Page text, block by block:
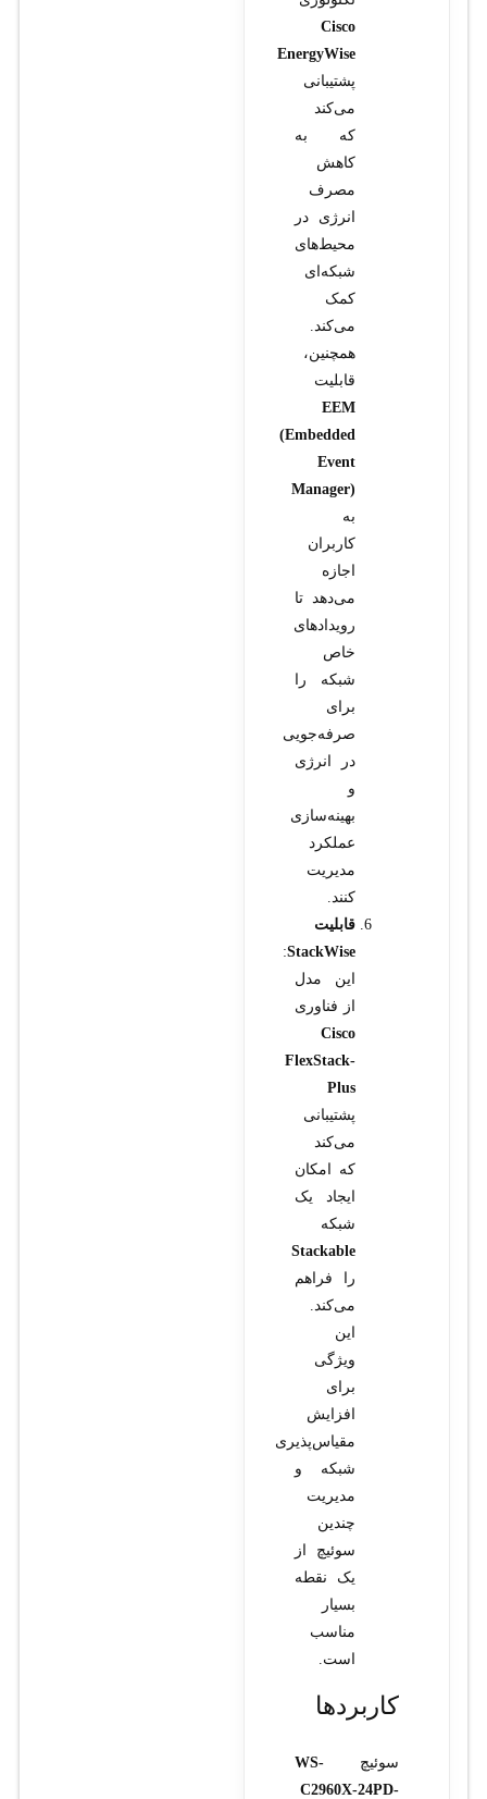
Cisco
EnergyWise
پشتیبانی
می‌کند
که به
کاهش
مصرف
انرژی در
محیط‌های
شبکه‌ای
کمک
می‌کند.
همچنین،
قابلیت
EEM
(Embedded
Event
Manager)
به
کاربران
اجازه
می‌دهد تا
رویدادهای
خاص
شبکه را
برای
صرفه‌جویی
در انرژی
و
بهینه‌سازی
عملکرد
مدیریت
کنند.
قابلیت
StackWise
:
این مدل
از فناوری
Cisco
FlexStack-
Plus
پشتیبانی
می‌کند
که امکان
ایجاد یک
شبکه
Stackable
را فراهم
می‌کند.
این
ویژگی
برای
افزایش
مقیاس‌پذیری
شبکه و
مدیریت
چندین
سوئیچ از
یک نقطه
بسیار
مناسب
است.
کاربردها
سوئیچ WS-
C2960X-24PD-